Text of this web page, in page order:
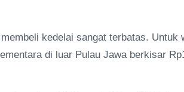
kedelai sangat terbatas. Untuk
di luar Pulau Jawa berkisar